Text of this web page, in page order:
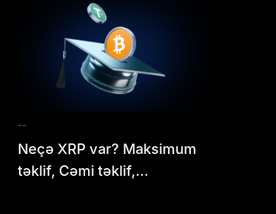
--
Neçə XRP var? Maksimum
təklif, Cəmi təklif,